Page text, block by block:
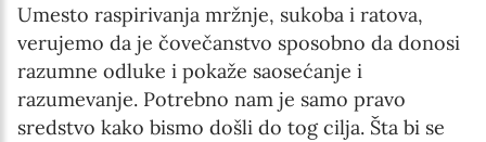
Umesto raspirivanja mržnje, sukoba i ratova,
verujemo da je čovečanstvo sposobno da donosi
razumne odluke i pokaže saosećanje i
razumevanje. Potrebno nam je samo pravo
sredstvo kako bismo došli do tog cilja. Šta bi se